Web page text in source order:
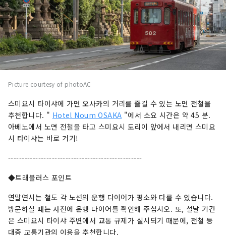
Picture courtesy of photoAC
스미요시 타이샤에 가면 오사카의 거리를 즐길 수 있는 노면 전철을
추천합니다. " Hotel Noum OSAKA "에서 소요 시간은 약 45 분.
아베노에서 노면 전철을 타고 스미요시 도리이 앞에서 내리면 스미요
시 타이샤는 바로 거기!
-------------------------------------------------
◆트래블러스 포인트
연말연시는 철도 각 노선의 운행 다이어가 평소와 다를 수 있습니다.
방문하실 때는 사전에 운행 다이어를 확인해 주십시오. 또, 설날 기간
은 스미요시 타이샤 주변에서 교통 규제가 실시되기 때문에, 전철 등
대중 교통기관의 이용을 추천합니다.